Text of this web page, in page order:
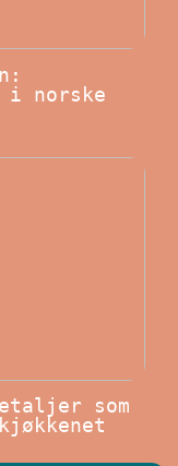
i norske
som